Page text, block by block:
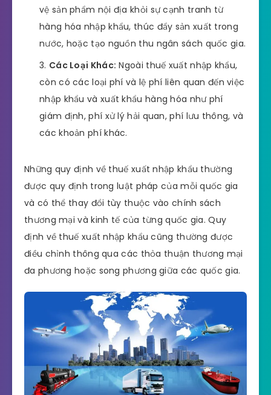
vệ sản phẩm nội địa khỏi sự cạnh tranh từ
hàng hóa nhập khẩu, thúc đẩy sản xuất trong
nước, hoặc tạo nguồn thu ngân sách quốc gia.
Các Loại Khác: Ngoài thuế xuất nhập khẩu,
còn có các loại phí và lệ phí liên quan đến việc
nhập khẩu và xuất khẩu hàng hóa như phí
giám định, phí xử lý hải quan, phí lưu thông, và
các khoản phí khác.
Những quy định về thuế xuất nhập khẩu thường
được quy định trong luật pháp của mỗi quốc gia
và có thể thay đổi tùy thuộc vào chính sách
thương mại và kinh tế của từng quốc gia. Quy
định về thuế xuất nhập khẩu cũng thường được
điều chỉnh thông qua các thỏa thuận thương mại
đa phương hoặc song phương giữa các quốc gia.